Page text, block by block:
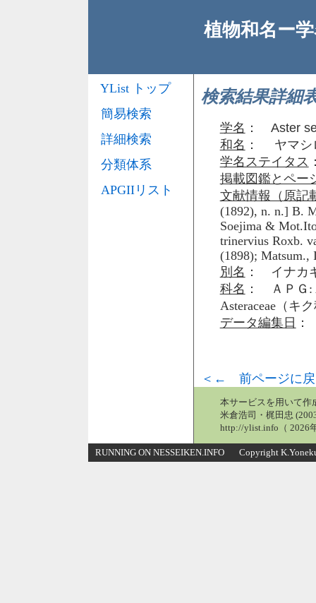
植物和名ー
検索結果詳細
学名 ： Aster
和名 ： ヤマシ
学名ステイタス
掲載図鑑とペー
文献情報（原記
(1892), n. n.] B.
Soejima &
trinervius Roxb.
(1898); Matsum.,
別名 ： イナカ
科名 ： ＡＰＧ:
Asteraceae（キ
データ編集日
＜← 前ページに戻
YList トップ
簡易検索
詳細検索
分類体系
APGIIリスト
本サービスを用いて作
米倉浩司・梶田忠
http://ylist.info（ 2026
RUNNING ON NESSEIKEN.INFO Copyright